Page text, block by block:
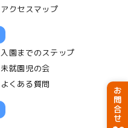
お問合せ
アクセスマップ
入園までのステップ
未就園児の会
よくある質問